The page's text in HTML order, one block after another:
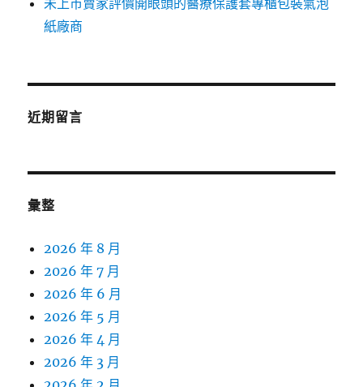
未上市賣家評價開眼頭的醫療保護套專櫃包裝氣泡
紙廠商
近期留言
彙整
2026 年 8 月
2026 年 7 月
2026 年 6 月
2026 年 5 月
2026 年 4 月
2026 年 3 月